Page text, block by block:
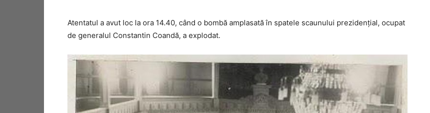
Atentatul a avut loc la ora 14.40, când o bombă amplasată în spatele scaunului prezidenţial, ocupat
de generalul Constantin Coandă, a explodat.